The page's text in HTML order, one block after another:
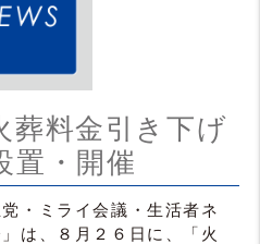
葬料金引き下げ
置・開催
・ミライ会議・生活者ネ
は、８月２６日に、「火